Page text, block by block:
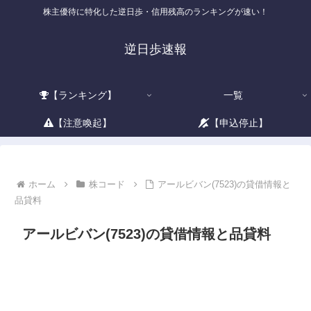
株主優待に特化した逆日歩・信用残高のランキングが速い！
逆日歩速報
【ランキング】 一覧
【注意喚起】 【申込停止】
ホーム 株コード
アールビバン(7523)の貸借情報と
品貸料
アールビバン(7523)の貸借情報と品貸料